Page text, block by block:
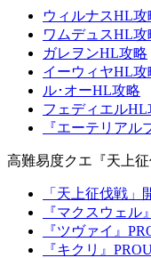
ウィルナスHL攻
ワムデュスHL攻
ガレヲンHL攻略
イーウィヤHL攻
ル･オーHL攻略
フェディエルHL
『エーテリアル
高難易度クエ『天上征
「天上征伐戦」
『マクスウェル
『ツヴァイ』
『キクリ』